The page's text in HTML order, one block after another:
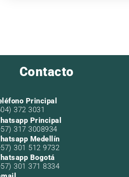
Contacto
Principal
372 3031
Principal
317 3008934
Medellín
301 512 9732
Bogotá
301 371 8334